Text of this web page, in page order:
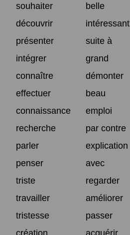
souhaiter
belle
découvrir
intéressant
présenter
suite à
intégrer
grand
connaître
démonter
effectuer
beau
connaissance
emploi
recherche
par contre
parler
explication
penser
avec
triste
regarder
travailler
améliorer
tristesse
passer
création
acquérir